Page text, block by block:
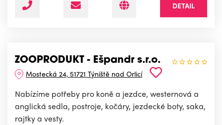
DETAIL
ZOOPRODUKT - Ešpandr s.r.o.
Mostecká 24, 51721 Týniště nad Orlicí
Nabízíme potřeby pro koně a jezdce, westernová a
anglická sedla, postroje, kočáry, jezdecké boty, saka,
rajtky a vesty.